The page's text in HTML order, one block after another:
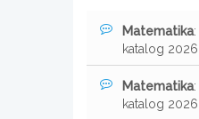
Matematika
katalog
Matematika
katalog